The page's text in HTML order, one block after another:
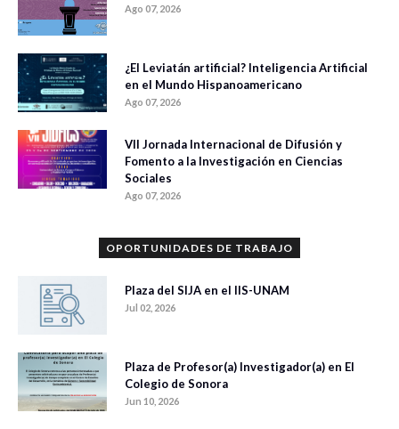
Ago 07, 2026
¿El Leviatán artificial? Inteligencia Artificial
en el Mundo Hispanoamericano
Ago 07, 2026
VII Jornada Internacional de Difusión y
Fomento a la Investigación en Ciencias
Sociales
Ago 07, 2026
OPORTUNIDADES DE TRABAJO
Plaza del SIJA en el IIS-UNAM
Jul 02, 2026
Plaza de Profesor(a) Investigador(a) en El
Colegio de Sonora
Jun 10, 2026